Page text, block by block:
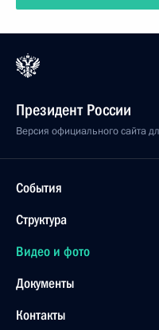
Президент России
Версия официального сайта
События
Структура
Видео и фото
Документы
Контакты